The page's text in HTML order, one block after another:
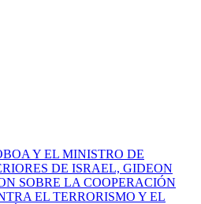
Y EL MINISTRO DE
DE ISRAEL, GIDEON
SOBRE LA COOPERACIÓN
EL TERRORISMO Y EL